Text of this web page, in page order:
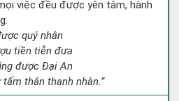
việc đều được yên tâm, hành
quý nhân
tiền tiễn đưa
được Đại An
thân thanh nhàn.”